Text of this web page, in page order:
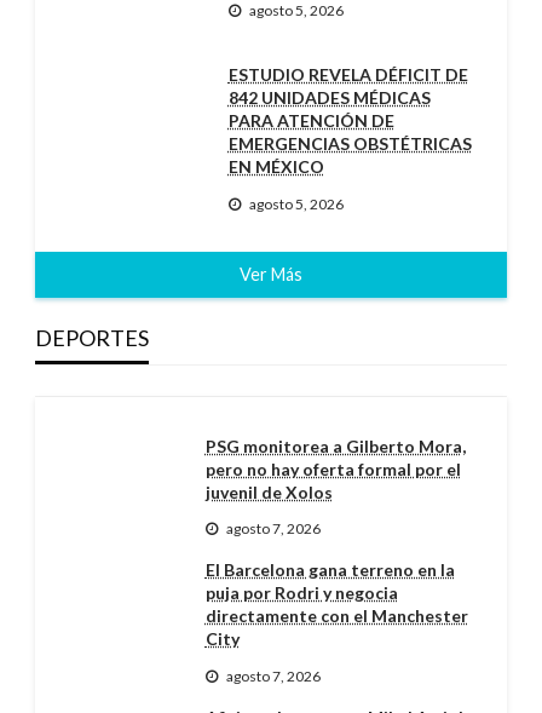
agosto 5, 2026
ESTUDIO REVELA DÉFICIT DE
842 UNIDADES MÉDICAS
PARA ATENCIÓN DE
EMERGENCIAS OBSTÉTRICAS
EN MÉXICO
agosto 5, 2026
Ver Más
DEPORTES
PSG monitorea a Gilberto Mora,
pero no hay oferta formal por el
juvenil de Xolos
agosto 7, 2026
El Barcelona gana terreno en la
puja por Rodri y negocia
directamente con el Manchester
City
agosto 7, 2026